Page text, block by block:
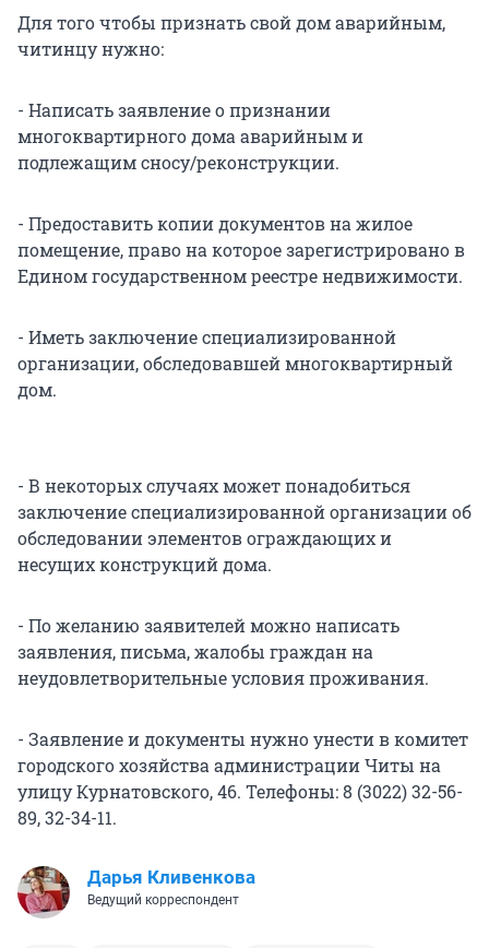
Для того чтобы признать свой дом аварийным,
читинцу нужно:
- Написать заявление о признании
многоквартирного дома аварийным и
подлежащим сносу/реконструкции.
- Предоставить копии документов на жилое
помещение, право на которое зарегистрировано в
Едином государственном реестре недвижимости.
- Иметь заключение специализированной
организации, обследовавшей многоквартирный
дом.
- В некоторых случаях может понадобиться
заключение специализированной организации об
обследовании элементов ограждающих и
несущих конструкций дома.
- По желанию заявителей можно написать
заявления, письма, жалобы граждан на
неудовлетворительные условия проживания.
- Заявление и документы нужно унести в комитет
городского хозяйства администрации Читы на
улицу Курнатовского, 46. Телефоны: 8 (3022) 32-56-
89, 32-34-11.
Дарья Кливенкова
Ведущий корреспондент